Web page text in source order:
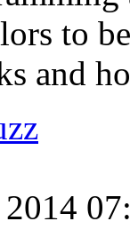
to
and